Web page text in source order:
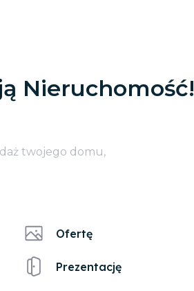
Nieruchomość!
twojego domu,
Ofertę
Prezentację